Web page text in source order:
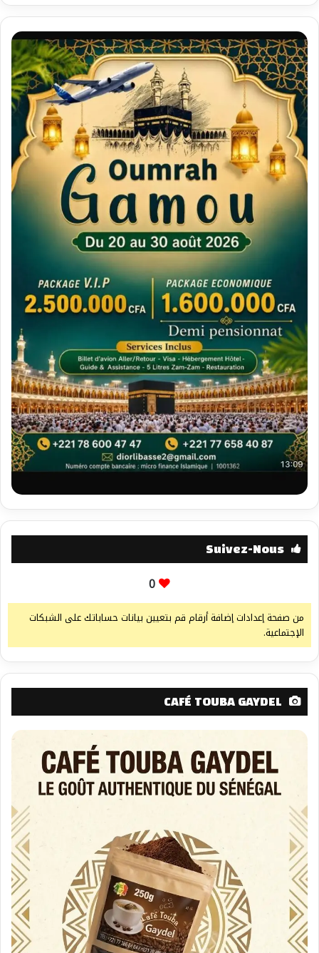
Suivez-Nous
0
من صفحة إعدادات إضافة أرقام قم بتعيين بيانات حساباتك على الشبكات
الإجتماعية.
CAFÉ TOUBA GAYDEL